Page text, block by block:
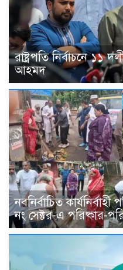
রাষ্ট্রপতি নির্বাচনে ১১
আহমদ
নবনির্বাচিত
নং সেক্টর-এ পরিষ্কার-